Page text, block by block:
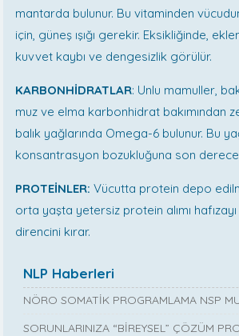
mantarda bulunur. Bu vitaminden
için, güneş ışığı gerekir. Eksikliğinde,
kuvvet kaybı ve dengesizlik görülür.
KARBONHİDRATLAR: Unlu mamuller,
muz ve elma karbonhidrat bakımından
balık yağlarında Omega-6 bulunur. Bu
konsantrasyon bozukluğuna son
PROTEİNLER: Vücutta protein depo
orta yaşta yetersiz protein alımı
direncini kırar.
NLP Haberleri
NÖRO SOMATİK PROGRAMLAMA NSP
SORUNLARINIZA “BİREYSEL” ÇÖZÜM